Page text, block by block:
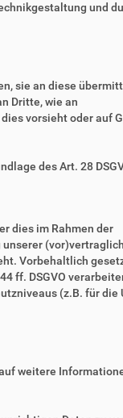
und
sie an diese
Dritte, wie an
vorsieht oder auf
des Art. 28
dies im Rahmen der
unserer
Vorbehaltlich
ff. DSGVO
(z.B. für die
weitere